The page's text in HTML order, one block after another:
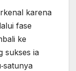
karena
fase
ke
sukses ia